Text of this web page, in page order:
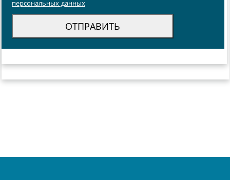
персональных данных